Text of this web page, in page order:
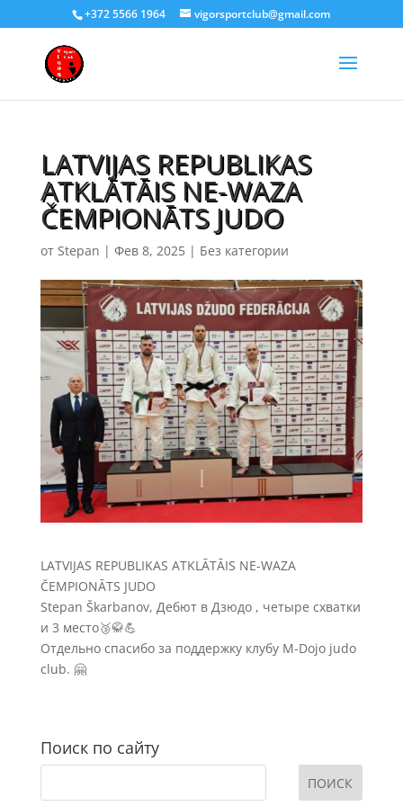
+372 5566 1964 vigorsportclub@gmail.com
LATVIJAS REPUBLIKAS
ATKLĀTĀIS NE-WAZA
ČEMPIONĀTS JUDO
от Stepan | Фев 8, 2025| Без категории
LATVIJAS REPUBLIKAS ATKLĀTĀIS NE-WAZA
ČEMPIONĀTS JUDO
Stepan Škarbanov, Дебют в Дзюдо , четыре схватки
и 3 место🥉🥋💪
Отдельно спасибо за поддержку клубу M-Dojo judo
club. 🤗
Поиск по сайту